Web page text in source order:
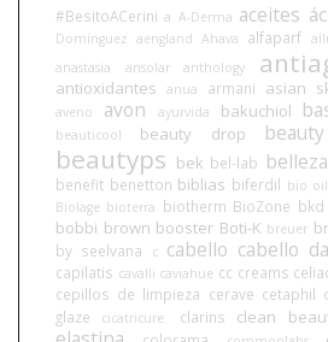
#BesitoACerini a A-Derma aceites
Domínguez aengland Ahava alfaparf
anastasia ansolar anthology
antioxidantes anua armani asian
aveno avon ayurvida bakuchiol
beauticool beauty drop
beautyps bek bel-lab
benefit benetton biblias biferdil bio oil
Biolage bioterra biotherm BioZone bkd
bobbi brown booster Boti-K breuer
by seelvana
c cabello cabello
capilatis cavalli caviahue cc creams
cepillos de limpieza cerave cetaphil
glaze
cicatricure. clarins clean